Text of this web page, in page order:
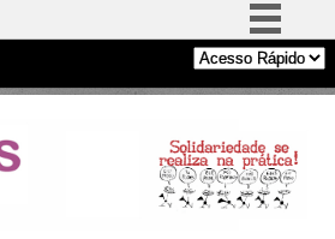
Simplifique!
Comunica BR
Participe
Acesso à informação
Legislação